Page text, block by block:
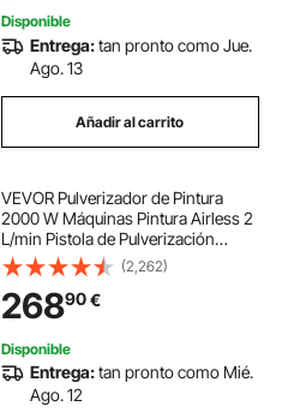
Disponible
Entrega:tan pronto como Jue.
Ago. 13
Añadir al carrito
VEVOR Pulverizador de Pintura
2000 W Máquinas Pintura Airless 2
L/min Pistola de Pulverización
Eléctrica sin Aire Presión Máxima
3000 PSI con Manguera de 9 m
para Pared, Mueble, Exterior,
Interior
(2,262)
26890€
Disponible
Entrega:tan pronto como Mié.
Ago. 12